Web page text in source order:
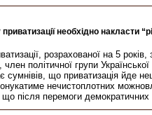
необхідно накласти
розрахованої на 5
політичної групи
сумнівів, що приватизація
нечистоплотних
після перемоги демократичних